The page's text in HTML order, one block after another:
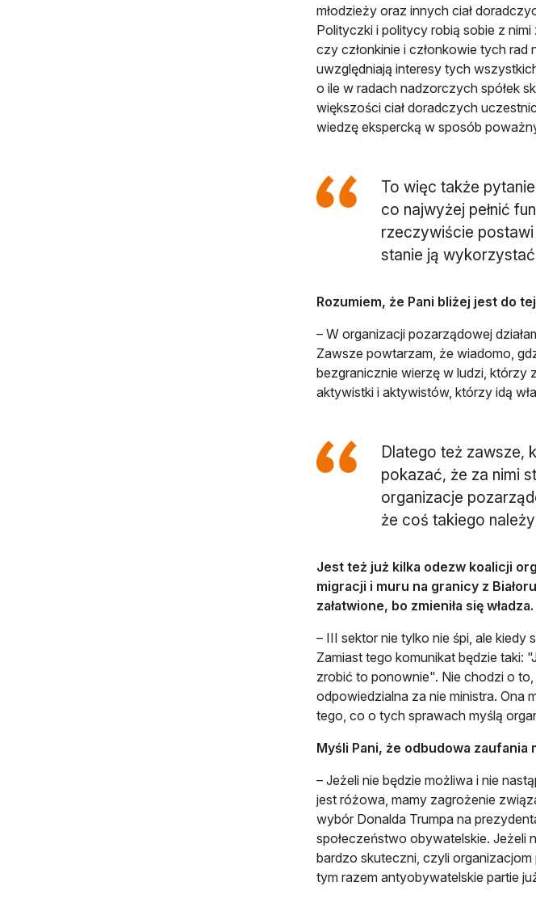
młodzieży oraz innych ciał
Polityczki i politycy robią sobie z nimi
czy członkinie i członkowie tych
uwzględniają interesy tych
o ile w radach nadzorczych spółek
większości ciał doradczych
wiedzę ekspercką w sposób
To więc także
co najwyżej pełnić
rzeczywiście postawi
stanie ją
Rozumiem, że Pani bliżej jest do
– W organizacji pozarządowej
Zawsze powtarzam, że wiadomo,
bezgranicznie wierzę w ludzi, którzy
aktywistki i aktywistów, którzy idą
Dlatego też zawsze,
pokazać, że za nimi
organizacje
że coś takiego
Jest też już kilka odezw koalicji
migracji i muru na granicy z
załatwione, bo zmieniła się władza.
– III sektor nie tylko nie śpi, ale
Zamiast tego komunikat będzie taki:
zrobić to ponownie". Nie chodzi o
odpowiedzialna za nie ministra. Ona
tego, co o tych sprawach myślą
Myśli Pani, że odbudowa
– Jeżeli nie będzie możliwa i nie
jest różowa, mamy zagrożenie
wybór Donalda Trumpa na
społeczeństwo obywatelskie. Jeżeli
bardzo skuteczni, czyli
tym razem antyobywatelskie partie